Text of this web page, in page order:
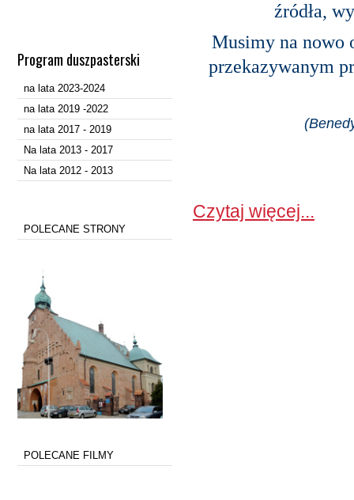
Program duszpasterski
na lata 2023-2024
na lata 2019 -2022
na lata 2017 - 2019
Na lata 2013 - 2017
Na lata 2012 - 2013
POLECANE STRONY
POLECANE FILMY
źródła,
Musimy na nowo
przekazywanym
Czytaj więcej...